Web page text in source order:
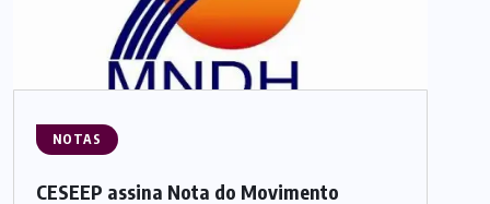
NOTAS
CESEEP assina Nota do Movimento